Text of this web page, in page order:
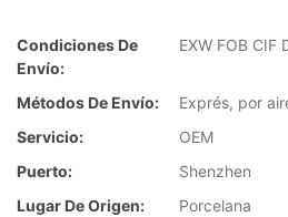
Condiciones De
Envío:
EXW FOB CIF
Métodos De Envío:
Exprés, por
Servicio:
OEM
Puerto:
Shenzhen
Lugar De Origen:
Porcelana